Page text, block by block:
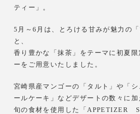
ティー」。
5月～6月は、とろける甘みが魅力の「
と、
香り豊かな「抹茶」をテーマに初夏
ーをご用意いたしました。
宮崎県産マンゴーの「タルト」や「
ールケーキ」などデザートの数々に加
旬の食材を使用した「APPETIZER